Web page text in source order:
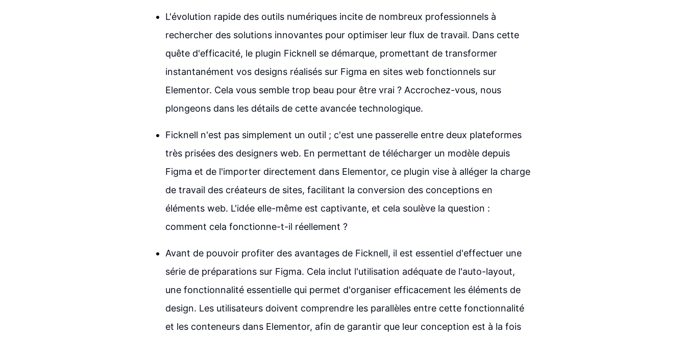
L'évolution rapide des outils numériques incite de nombreux professionnels à
rechercher des solutions innovantes pour optimiser leur flux de travail. Dans cette
quête d'efficacité, le plugin Ficknell se démarque, promettant de transformer
instantanément vos designs réalisés sur Figma en sites web fonctionnels sur
Elementor. Cela vous semble trop beau pour être vrai ? Accrochez-vous, nous
plongeons dans les détails de cette avancée technologique.
Ficknell n'est pas simplement un outil ; c'est une passerelle entre deux plateformes
très prisées des designers web. En permettant de télécharger un modèle depuis
Figma et de l'importer directement dans Elementor, ce plugin vise à alléger la charge
de travail des créateurs de sites, facilitant la conversion des conceptions en
éléments web. L'idée elle-même est captivante, et cela soulève la question :
comment cela fonctionne-t-il réellement ?
Avant de pouvoir profiter des avantages de Ficknell, il est essentiel d'effectuer une
série de préparations sur Figma. Cela inclut l'utilisation adéquate de l'auto-layout,
une fonctionnalité essentielle qui permet d'organiser efficacement les éléments de
design. Les utilisateurs doivent comprendre les parallèles entre cette fonctionnalité
et les conteneurs dans Elementor, afin de garantir que leur conception est à la fois